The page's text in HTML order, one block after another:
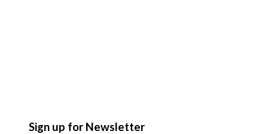
Sign up for Newsletter